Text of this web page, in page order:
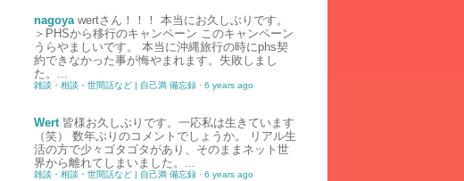
nagoya wertさん！！！ 本当にお久しぶりです。
＞PHSから移行のキャンペーン このキャンペーン
うらやましいです。 本当に沖縄旅行の時にphs契
約できなかった事が悔やまれます。失敗しまし
た。...
雑談・相談・世間話など | 自己満 備忘録 · 6 years ago
Wert 皆様お久しぶりです。一応私は生きています
（笑） 数年ぶりのコメントでしょうか。 リアル生
活の方で少々ゴタゴタがあり、そのままネット世
界から離れてしまいました。...
雑談・相談・世間話など | 自己満 備忘録 · 6 years ago